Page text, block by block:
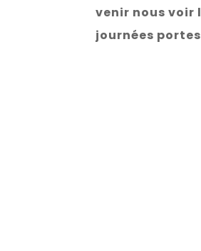
venir nous voir
journées